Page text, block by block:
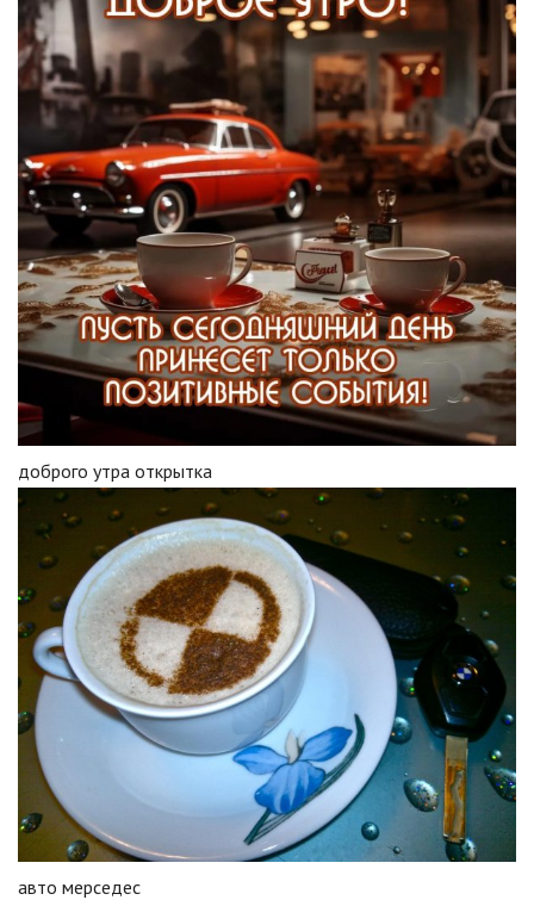
доброго утра открытка
авто мерседес